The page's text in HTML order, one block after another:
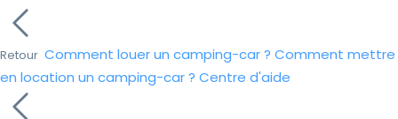
Retour Comment louer un camping-car ? Comment mettre
en location un camping-car ? Centre d'aide